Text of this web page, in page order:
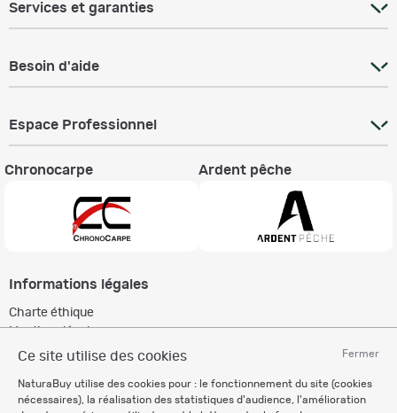
Fermer
Ce site utilise des cookies
NaturaBuy utilise des cookies pour : le fonctionnement du site (cookies
nécessaires), la réalisation des statistiques d'audience, l'amélioration
Services et garanties
Besoin d'aide
Espace Professionnel
Chronocarpe Ardent pêche
Informations légales
Charte éthique
Mentions légales
Règlement & Conditions d'utilisation
des données personnelles
Personnalisation des cookies